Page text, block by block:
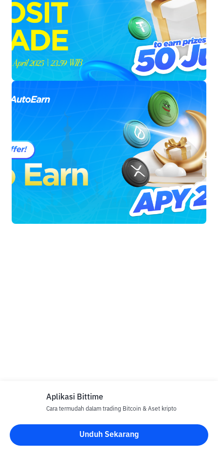
Aplikasi Bittime
Cara termudah dalam trading Bitcoin & Aset kripto
Unduh Sekarang